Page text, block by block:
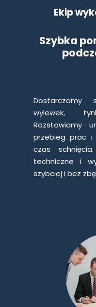
Szybka
Ekip
Dostarczamy
wylewek,
Rozstawiamy
przebieg prac i
czas
techniczne i
szybciej i bez